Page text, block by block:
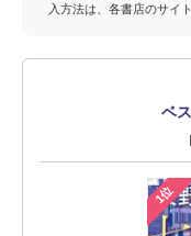
入方法は、各書店のサイ
ベ
1位